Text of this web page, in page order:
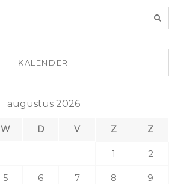
KALENDER
augustus 2026
W D V Z Z
1 2
5 6 7 8 9